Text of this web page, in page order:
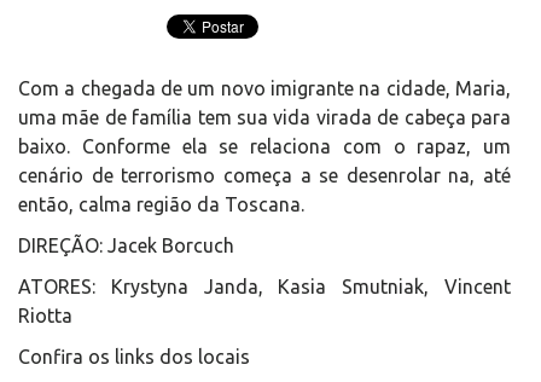
Com a chegada de um novo imigrante na cidade, Maria,
uma mãe de família tem sua vida virada de cabeça para
baixo. Conforme ela se relaciona com o rapaz, um
cenário de terrorismo começa a se desenrolar na, até
então, calma região da Toscana.
DIREÇÃO: Jacek Borcuch
ATORES: Krystyna Janda, Kasia Smutniak, Vincent
Riotta
Confira os links dos locais